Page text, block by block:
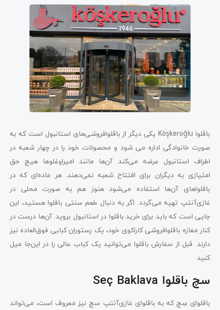
باقلوا Köşkeroğlu یکی دیگر از باقلوافروشی‌های استانبول است که به
صورت خانوادگی اداره می شود و محصولات خود را در چهار شعبه در
اطراف استانبول عرضه می‌کند. آن‌ها مانند امیراوغلوها هیچ حق
امتیازی به دیگران برای افتتاح شعبه نمی‌دهند. هر ماده‌ای که در
باقلواهای آن‌ها استفاده می‌شود هنوز هم به صورت محلی در
غازی‌آنتپ تهیه می‌گردد. اگر به دنبال طعم سنتی باقلوا هستید، این
جایی است که باید برای خرید باقلوا در استانبول بروید. آن‌ها درست در
کنار مغازه باقلوافروشی کاراکوی خود، یک رستوران کبابی فوق‌العاده نیز
دارند. قبل از سفارش باقلوا می‌توانید یک کباب عالی را در این‌جا میل
کنید.
سچ باقلوا Seç Baklava
باقلوای سِچ که به باقلوای غازی‌آنتپ سچ نیز معروف است، می‌تواند